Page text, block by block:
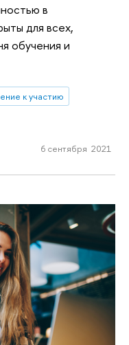
в
для всех,
обучения и
к участию
6 сентября 2021